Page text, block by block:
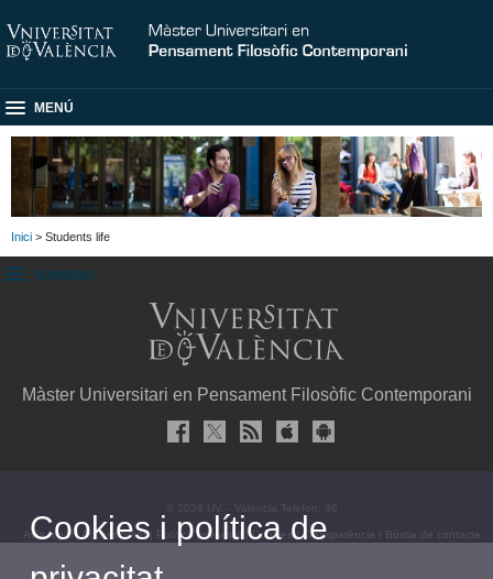
MENÚ
Inici > Students life
SUBMENU
Màster Universitari en Pensament Filosòfic Contemporani
© 2026 UV. - València.Telèfon: 96
Avís legal|Accessibilitat| Política privacitat |Cookies|Transparència Bústia de contacte
Cookies i política de